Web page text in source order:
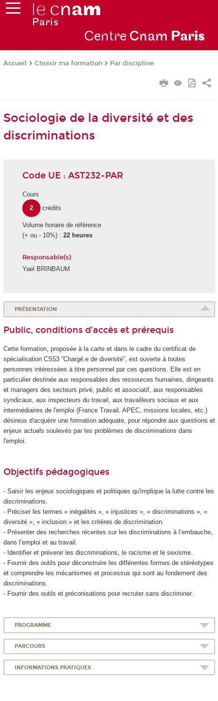
Centre Cnam Paris
Accueil Choisir ma formation Par discipline
Sociologie de la diversité et des
discriminations
Code UE : AST232-PAR
Cours
2
crédits
Volume horaire de référence
(+ ou - 10%) : 22 heures
Responsable(s)
Yael BRINBAUM
PRÉSENTATION
Public, conditions d’accès et prérequis
Cette formation, proposée à la carte et dans le cadre du certificat de
spécialisationCS53 “Chargé.e de diversité”, est ouverte à toutes
personnes intéressées à titre personnel par ces questions. Elle est en
particulier destinée aux responsables des ressources humaines, dirigeants
et managers des secteurs privé, public et associatif, aux responsables
syndicaux, aux inspecteurs du travail, aux travailleurs sociaux et aux
intermédiaires de l'emploi (France Travail, APEC, missions locales, etc.)
désireux d'acquérir une formation adéquate, pour répondre aux questions et
enjeux actuels soulevés par les problèmes de discriminations dans
l'emploi.
Objectifs pédagogiques
- Saisir les enjeux sociologiques et politiques qu'implique la lutte contre les
discriminations.
- Préciser les termes « inégalités », « injustices », « discriminations », «
diversité », « inclusion » et les critères de discrimination.
- Présenter des recherches récentes sur les discriminations à l’embauche,
dans l’emploi et au travail.
- Identifier et prévenir les discriminations, le racisme et le sexisme.
- Fournir des outils pour déconstruire les différentes formes de stéréotypes
et comprendre les mécanismes et processus qui sont au fondement des
discriminations.
- Fournir des outils et préconisations pour recruter sans discriminer.
PROGRAMME
PARCOURS
INFORMATIONS PRATIQUES